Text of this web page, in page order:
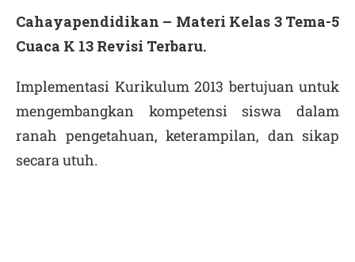
Cahayapendidikan – Materi Kelas 3 Tema-5
Cuaca K 13 Revisi Terbaru.
Implementasi Kurikulum 2013 bertujuan untuk
mengembangkan kompetensi siswa dalam
ranah pengetahuan, keterampilan, dan sikap
secara utuh.